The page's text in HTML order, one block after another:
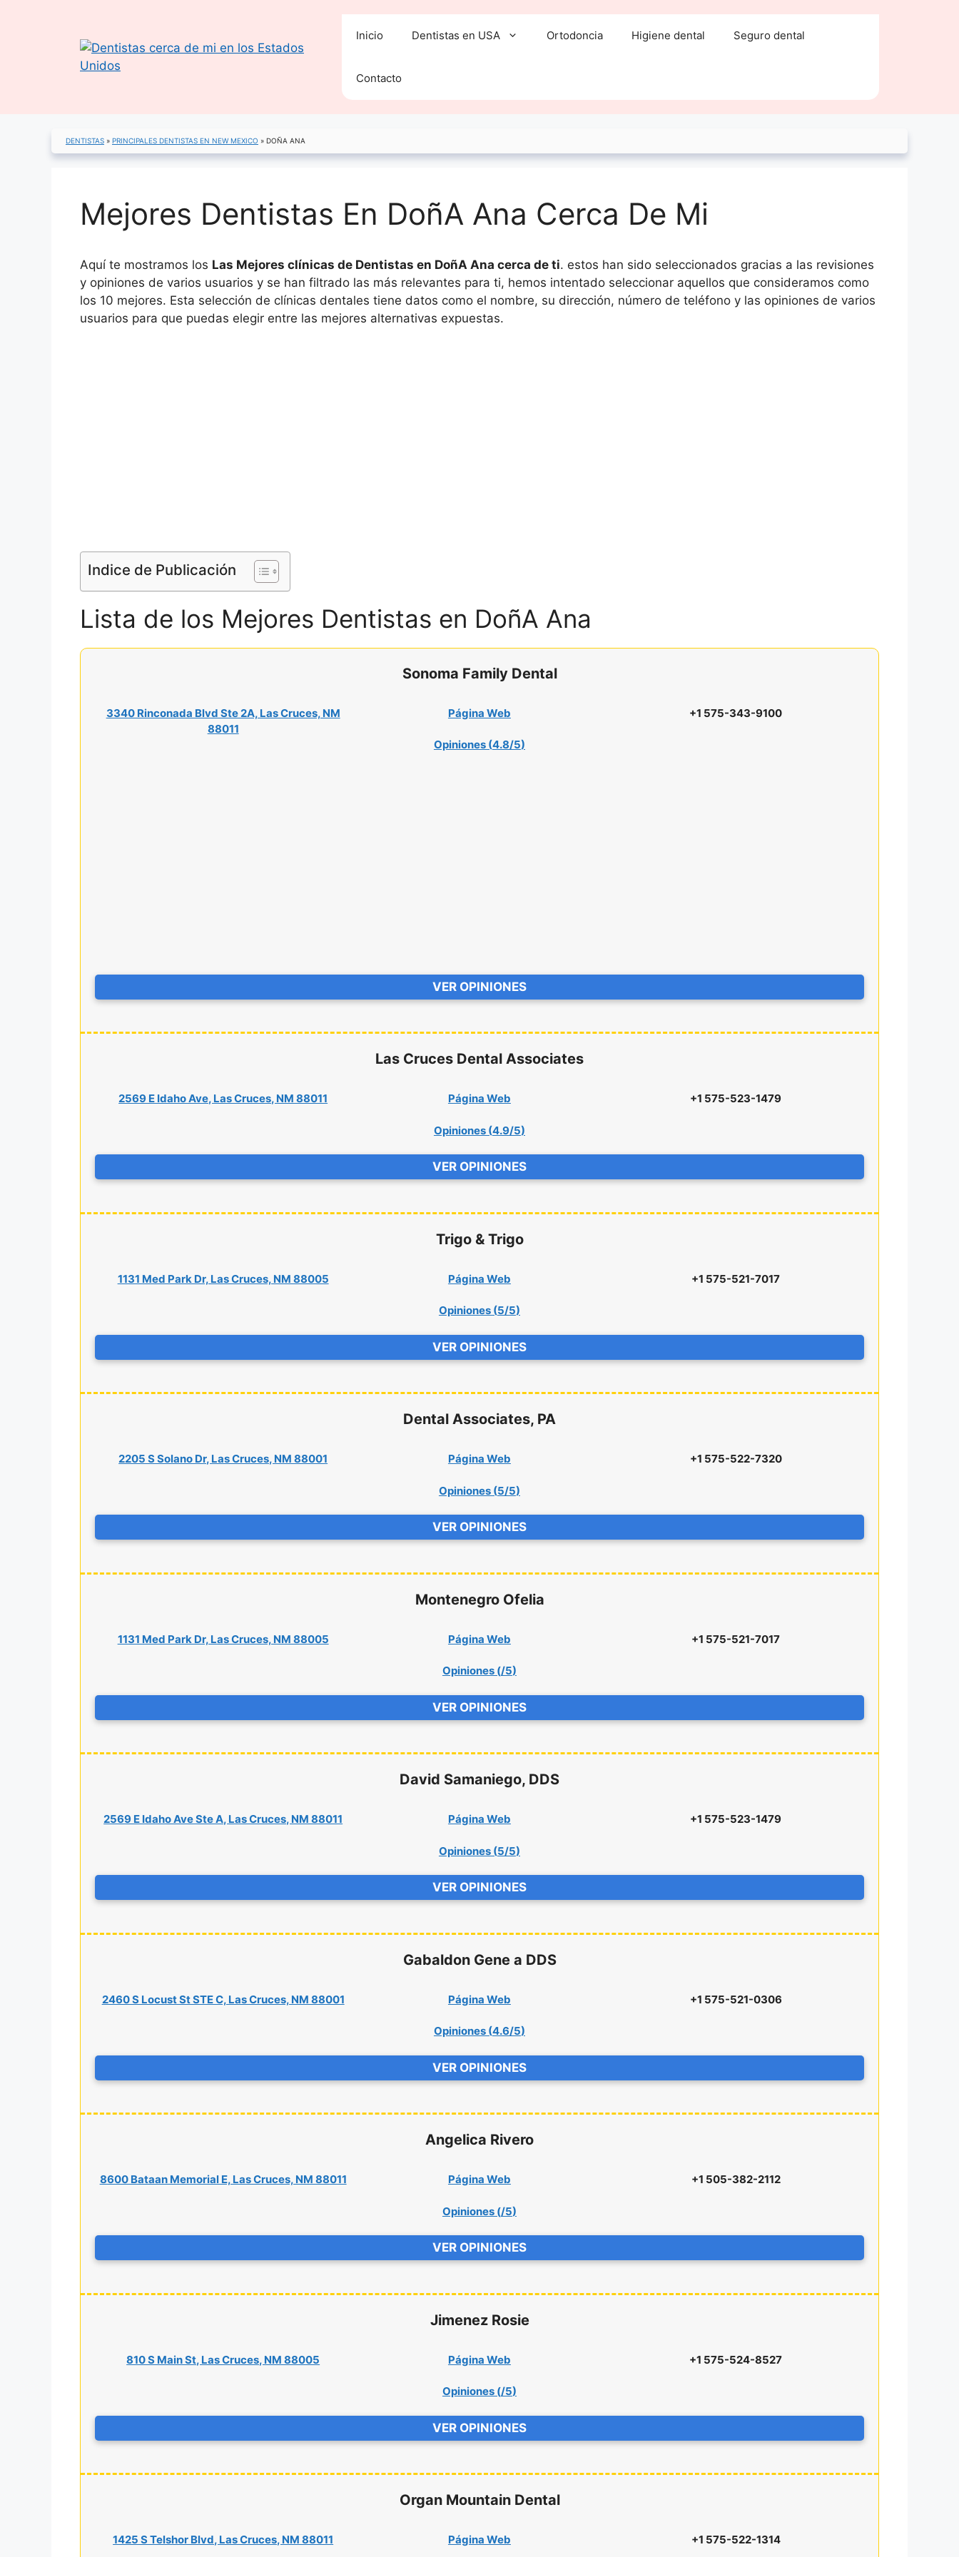
Inicio Dentistas en USA Ortodoncia Higiene dental Seguro dental
Contacto
DENTISTAS » PRINCIPALES DENTISTAS EN NEW MEXICO » DOÑA ANA
Mejores Dentistas En DoñA Ana Cerca De Mi
Aquí te mostramos los Las Mejores clínicas de Dentistas en DoñA Ana cerca de ti. estos han sido seleccionados gracias a las revisiones
y opiniones de varios usuarios y se han filtrado las más relevantes para ti, hemos intentado seleccionar aquellos que consideramos como
los 10 mejores. Esta selección de clínicas dentales tiene datos como el nombre, su dirección, número de teléfono y las opiniones de varios
usuarios para que puedas elegir entre las mejores alternativas expuestas.
Indice de Publicación
Lista de los Mejores Dentistas en DoñA Ana
Sonoma Family Dental
3340 Rinconada Blvd Ste 2A, Las Cruces, NM
88011
Página Web
Opiniones (4.8/5)
+1 575-343-9100
VER OPINIONES
Las Cruces Dental Associates
2569 E Idaho Ave, Las Cruces, NM 88011 Página Web
Opiniones (4.9/5)
+1 575-523-1479
VER OPINIONES
Trigo & Trigo
1131 Med Park Dr, Las Cruces, NM 88005 Página Web
Opiniones (5/5)
+1 575-521-7017
VER OPINIONES
Dental Associates, PA
2205 S Solano Dr, Las Cruces, NM 88001 Página Web
Opiniones (5/5)
+1 575-522-7320
VER OPINIONES
Montenegro Ofelia
1131 Med Park Dr, Las Cruces, NM 88005 Página Web
Opiniones (/5)
+1 575-521-7017
VER OPINIONES
David Samaniego, DDS
2569 E Idaho Ave Ste A, Las Cruces, NM 88011 Página Web
Opiniones (5/5)
+1 575-523-1479
VER OPINIONES
Gabaldon Gene a DDS
2460 S Locust St STE C, Las Cruces, NM 88001 Página Web
Opiniones (4.6/5)
+1 575-521-0306
VER OPINIONES
Angelica Rivero
8600 Bataan Memorial E, Las Cruces, NM 88011 Página Web
Opiniones (/5)
+1 505-382-2112
VER OPINIONES
Jimenez Rosie
810 S Main St, Las Cruces, NM 88005 Página Web
Opiniones (/5)
+1 575-524-8527
VER OPINIONES
Organ Mountain Dental
1425 S Telshor Blvd, Las Cruces, NM 88011 Página Web +1 575-522-1314